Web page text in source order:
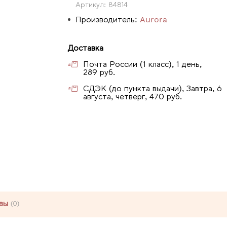
Артикул: 84814
Производитель: Aurora
Доставка
Почта России (1 класс), 1 день,
289 руб.
СДЭК (до пункта выдачи), Завтра, 6
августа, четверг, 470 руб.
(0)